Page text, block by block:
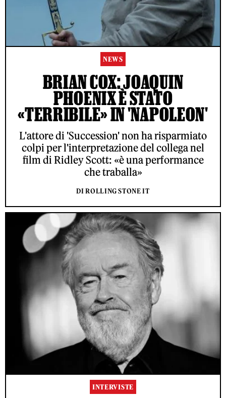
NEWS
BRIAN COX: JOAQUIN
PHOENIX È STATO
«TERRIBILE» IN 'NAPOLEON'
L'attore di 'Succession' non ha risparmiato
colpi per l'interpretazione del collega nel
film di Ridley Scott: «è una performance
che traballa»
DI ROLLING STONE IT
INTERVISTE